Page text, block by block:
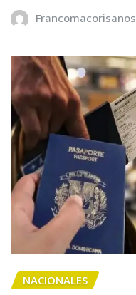
Francomacorisanos
NACIONALES